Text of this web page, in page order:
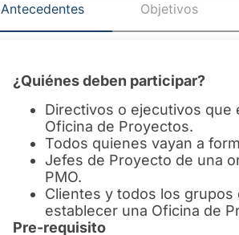
Antecedentes Objetivos
¿Quiénes deben participar?
Directivos o ejecutivos que
Oficina de Proyectos.
Todos quienes vayan a
Jefes de Proyecto de una
PMO.
Clientes y todos los
establecer una Oficina de
Pre-requisito